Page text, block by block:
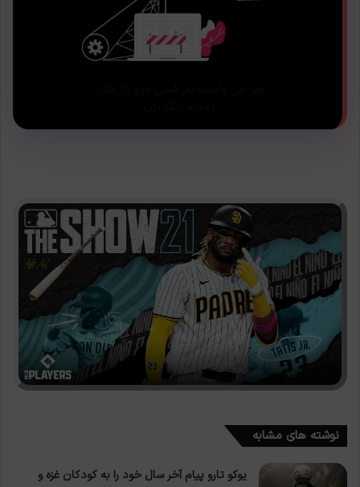
نوشته های مشابه
یوکو تارو پیام آخر سال خود را به کودکان غزه و